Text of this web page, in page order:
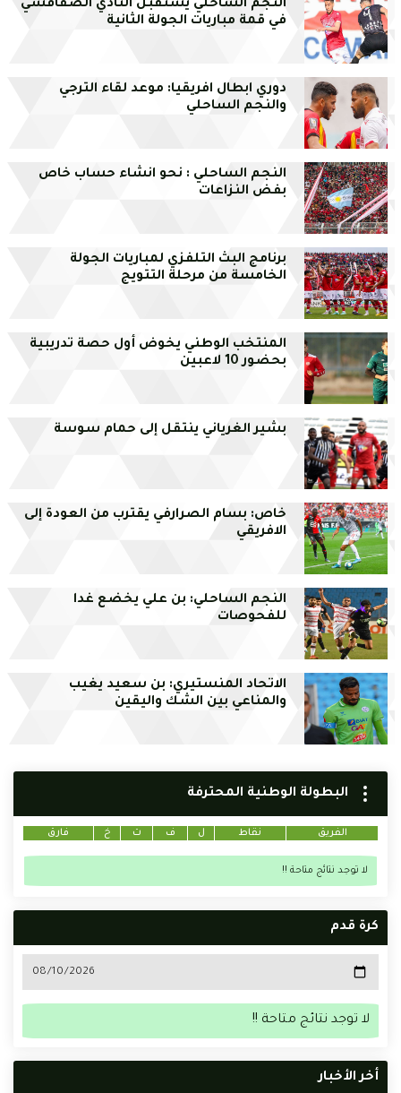
النجم الساحلي يستقبل النادي الصفاقسي
في قمة مباريات الجولة الثانية
دوري ابطال افريقيا: موعد لقاء الترجي
والنجم الساحلي
النجم الساحلي : نحو انشاء حساب خاص
بفض النزاعات
برنامج البث التلفزي لمباريات الجولة
الخامسة من مرحلة التتويج
المنتخب الوطني يخوض أول حصة تدريبية
بحضور 10 لاعبين
بشير الغرياني ينتقل إلى حمام سوسة
خاص: بسام الصرارفي يقترب من العودة إلى
الافريقي
النجم الساحلي: بن علي يخضع غدا
للفحوصات
الاتحاد المنستيري: بن سعيد يغيب
والمناعي بين الشك واليقين
البطولة الوطنية المحترفة
الفريق نقاط ل ف ت خ فارق
لا توجد نتائج متاحة !!
كرة قدم
لا توجد نتائج متاحة !!
أخر الأخبار